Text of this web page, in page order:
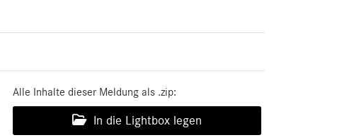
Alle Inhalte dieser Meldung als .zip:
In die Lightbox legen